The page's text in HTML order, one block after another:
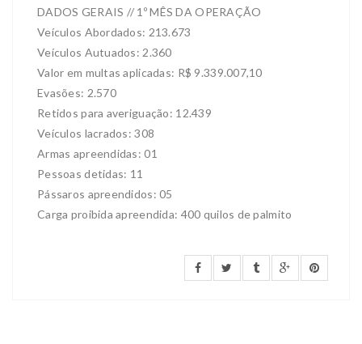
DADOS GERAIS // 1º MÊS DA OPERAÇÃO
Veículos Abordados: 213.673
Veículos Autuados: 2.360
Valor em multas aplicadas: R$ 9.339.007,10
Evasões: 2.570
Retidos para averiguação: 12.439
Veículos lacrados: 308
Armas apreendidas: 01
Pessoas detidas: 11
Pássaros apreendidos: 05
Carga proibida apreendida: 400 quilos de palmito